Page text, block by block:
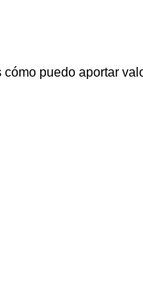
puedo aportar